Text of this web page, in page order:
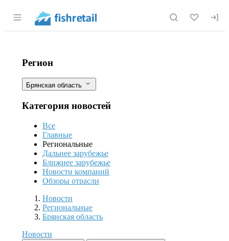
Раздел навигации по сайту fishretail.ru
Брянская область: Химические
Фильтры
Регион
Брянская область
Категория новостей
Все
Главные
Региональные
Дальнее зарубежье
Ближнее зарубежье
Новости компаний
Обзоры отрасли
Новости
Разделы
Новости
Региональные
Брянская область
Новости